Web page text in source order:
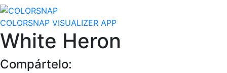
COLORSNAP VISUALIZER APP
White Heron
Compártelo: